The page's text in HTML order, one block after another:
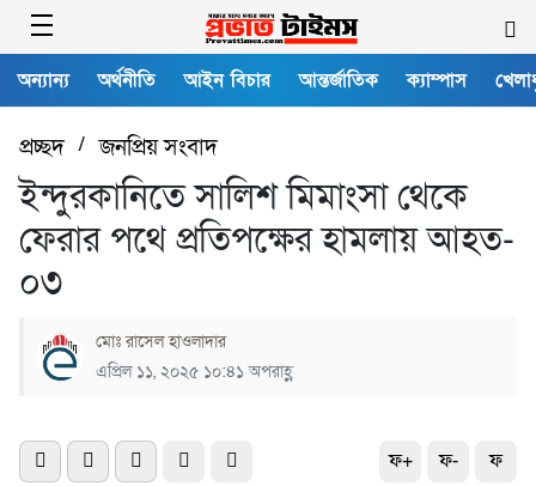
অন্যান্য অর্থনীতি আইন বিচার আন্তর্জাতিক ক্যাম্পাস
প্রচ্ছদ/জনপ্রিয় সংবাদ
ইন্দুরকানিতে সালিশ মিমাংসা থেকে
ফেরার পথে প্রতিপক্ষের হামলায় আহত-
০৩
মোঃ রাসেল হাওলাদার
এপ্রিল ১১, ২০২৫ ১০:৪১ অপরাহ্ণ
ফ+ ফ- ফ